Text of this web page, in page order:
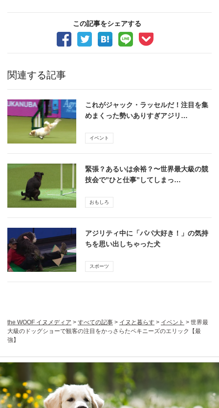
この記事をシェアする
関連する記事
これがジャック・ラッセルだ！注目を集
めまくった勢いありすぎアジリ…
イベント
緊張？あるいは余裕？〜世界最大級の競
技会で”ひと仕事”してしまっ…
おもしろ
アジリティ中に「パパ大好き！」の気持
ちを思い出しちゃった犬
スポーツ
the WOOF イヌメディア > すべての記事 > イヌと暮らす > イベント > 世界最
大級のドッグショーで観客の注目をかっさらたペキニーズのエリック【最
強】